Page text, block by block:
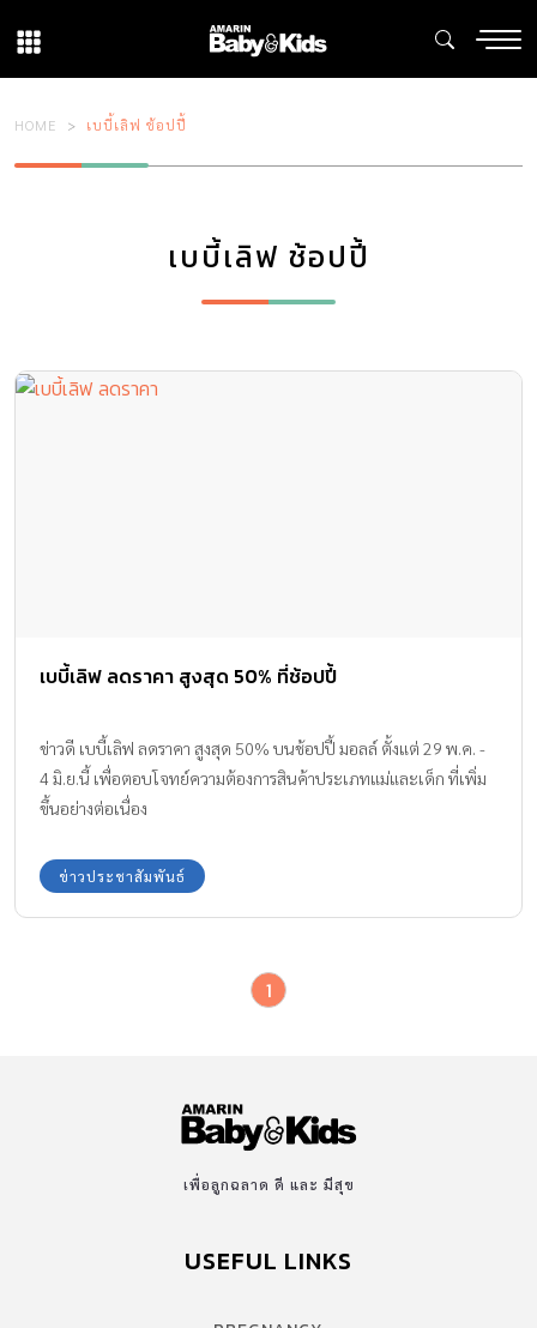
HOME เบบี้เลิฟ ช้อปปี้
เบบี้เลิฟ ช้อปปี้
เบบี้เลิฟ ลดราคา สูงสุด 50% ที่ช้อปปี้
ข่าวดี เบบี้เลิฟ ลดราคา สูงสุด 50% บนช้อปปี้ มอลล์ ตั้งแต่ 29 พ.ค. -
4 มิ.ย.นี้ เพื่อตอบโจทย์ความต้องการสินค้าประเภทแม่และเด็ก ที่เพิ่ม
ขึ้นอย่างต่อเนื่อง
ข่าวประชาสัมพันธ์
1
เพื่อลูกฉลาด ดี และ มีสุข
USEFUL LINKS